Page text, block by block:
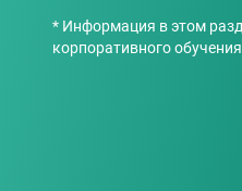
* Информация в этом
корпоративного обучения